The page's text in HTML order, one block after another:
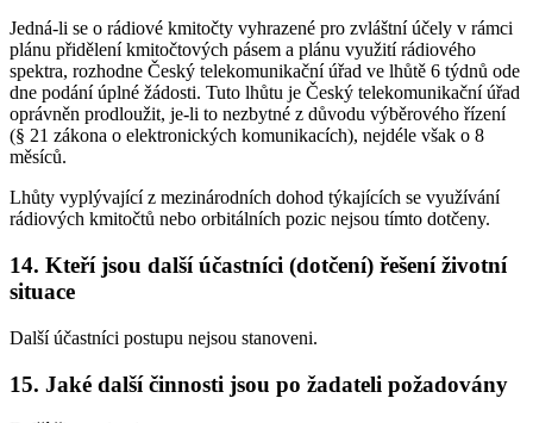
Jedná-li se o rádiové kmitočty vyhrazené pro zvláštní účely v rámci
plánu přidělení kmitočtových pásem a plánu využití rádiového
spektra, rozhodne Český telekomunikační úřad ve lhůtě 6 týdnů ode
dne podání úplné žádosti. Tuto lhůtu je Český telekomunikační úřad
oprávněn prodloužit, je-li to nezbytné z důvodu výběrového řízení
(§ 21 zákona o elektronických komunikacích), nejdéle však o 8
měsíců.
Lhůty vyplývající z mezinárodních dohod týkajících se využívání
rádiových kmitočtů nebo orbitálních pozic nejsou tímto dotčeny.
14. Kteří jsou další účastníci (dotčení) řešení životní
situace
Další účastníci postupu nejsou stanoveni.
15. Jaké další činnosti jsou po žadateli požadovány